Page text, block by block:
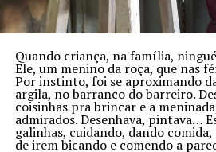
Quando criança, na família,
Ele, um menino da roça, que nas
Por instinto, foi se aproximando
argila, no barranco do barreiro.
coisinhas pra brincar e a
admirados. Desenhava, pintava…
galinhas, cuidando, dando
de irem bicando e comendo a